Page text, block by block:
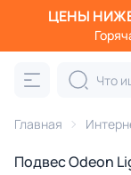
ЦЕНЫ
Главная
Подвес Odeon